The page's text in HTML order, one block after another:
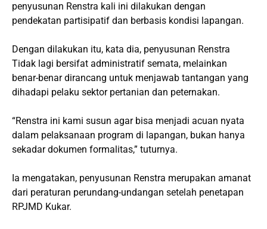
penyusunan Renstra kali ini dilakukan dengan
pendekatan partisipatif dan berbasis kondisi lapangan.
Dengan dilakukan itu, kata dia, penyusunan Renstra
Tidak lagi bersifat administratif semata, melainkan
benar-benar dirancang untuk menjawab tantangan yang
dihadapi pelaku sektor pertanian dan peternakan.
“Renstra ini kami susun agar bisa menjadi acuan nyata
dalam pelaksanaan program di lapangan, bukan hanya
sekadar dokumen formalitas,” tuturnya.
Ia mengatakan, penyusunan Renstra merupakan amanat
dari peraturan perundang-undangan setelah penetapan
RPJMD Kukar.